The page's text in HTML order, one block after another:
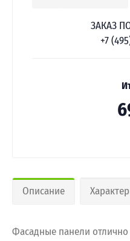
ЗАКАЗ
+7
Описание
Фасадные панели отлично